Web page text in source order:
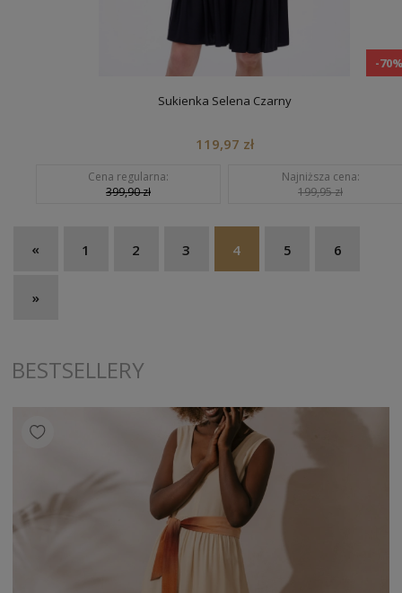
-
Sukienka Selena Czarny
119,97 zł
Cena regularna:
399,90 zł
Najniższa cena:
199,95 zł
« 1 2 3 4 5 6
»
BESTSELLERY